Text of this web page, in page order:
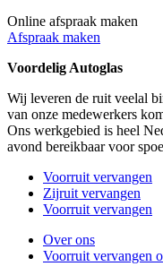
Online afspraak maken
Afspraak maken
Voordelig Autoglas
Wij leveren de ruit veelal
van onze medewerkers
Ons werkgebied is heel
avond bereikbaar voor
Voorruit vervangen
Zijruit vervangen
Voorruit vervangen
Over ons
Voorruit vervangen